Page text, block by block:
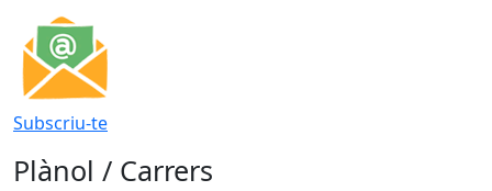
Subscriu-te
Plànol / Carrers